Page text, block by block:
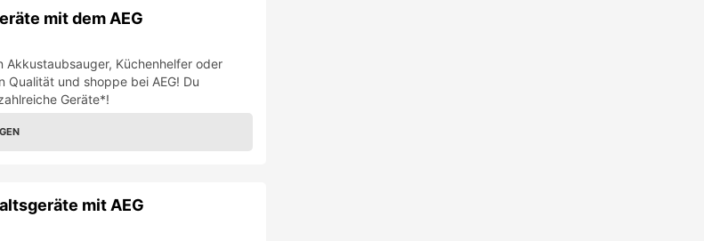
mit dem AEG
Akkustaubsauger, Küchenhelfer oder
und shoppe bei AEG! Du
Geräte*!
mit AEG